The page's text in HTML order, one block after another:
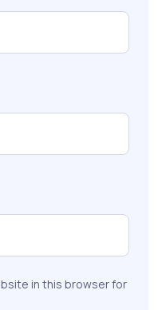
in this browser for